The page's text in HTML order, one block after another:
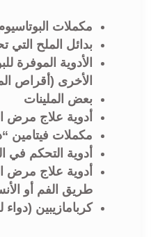
مكملات
بدائل الملح التي
الأدوية الموفرة
الأخرى (أقراص
بعض الملينات
أدوية علاج مرض
مكملات فيتامين
أدوية التحكم في
أدوية علاج مرض
طريق الفم أو
كربامازيبين